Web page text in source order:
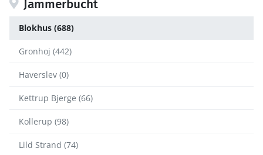
Jammerbucht
Blokhus (688)
Gronhoj (442)
Haverslev (0)
Kettrup Bjerge (66)
Kollerup (98)
Lild Strand (74)